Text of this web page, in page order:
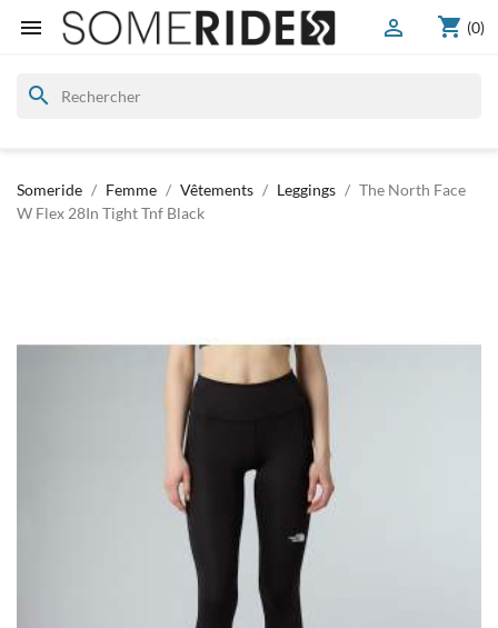
 shopping_cart (0)

search
Someride Femme Vêtements Leggings
The North Face
W Flex 28In Tight Tnf Black